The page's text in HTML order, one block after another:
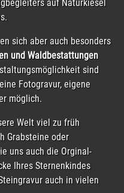
Taufe, Firmung,
unsere
Fragen?
uns unter